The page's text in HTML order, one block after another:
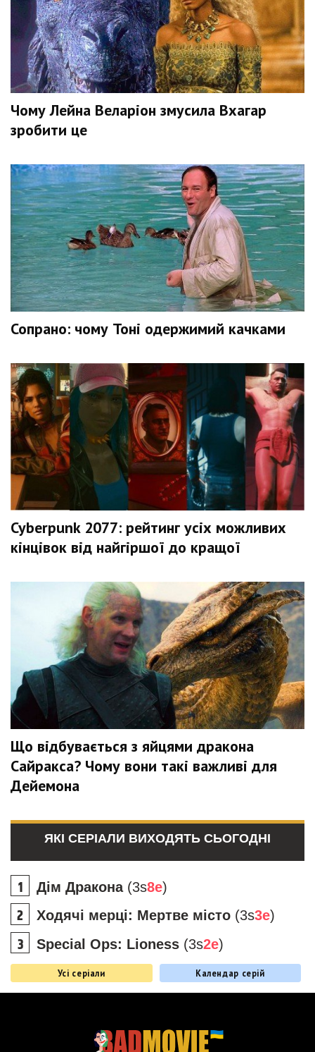
Чому Лейна Веларіон змусила Вхагар
зробити це
Сопрано: чому Тоні одержимий качками
Cyberpunk 2077: рейтинг усіх можливих
кінцівок від найгіршої до кращої
Що відбувається з яйцями дракона
Сайракса? Чому вони такі важливі для
Дейемона
ЯКІ СЕРІАЛИ ВИХОДЯТЬ СЬОГОДНІ
Дім Дракона(3s8e)
Ходячі мерці: Мертве місто (3s3e)
Special Ops: Lioness (3s2e)
Усі серіали Календар серій